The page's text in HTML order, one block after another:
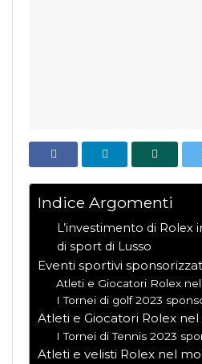
Indice Argomenti
L’investimento di Rolex
di sport di Lusso
Eventi sportivi
Atleti e Giocatori Rolex
I Tornei di golf 2023
Atleti e Giocatori Rolex
I Tornei di Tennis 2023
Atleti e velisti Rolex nel